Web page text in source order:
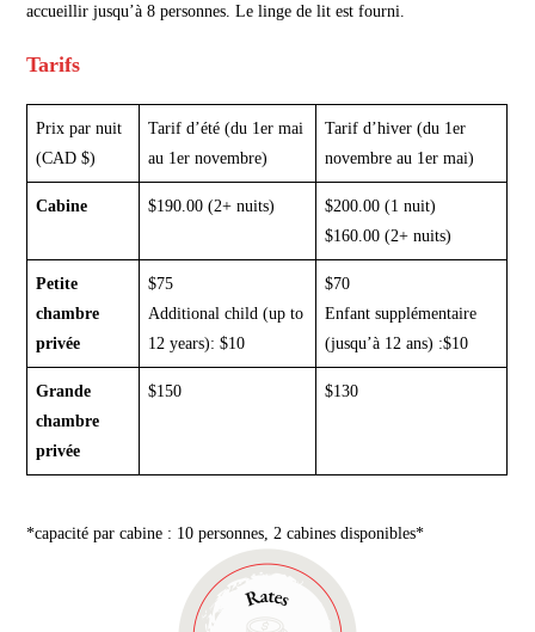
accueillir jusqu’à 8 personnes. Le linge de lit est fourni.
Tarifs
Prix par nuit
(CAD $)
Tarif d’été (du 1er mai
au 1er novembre)
Tarif d’hiver (du 1er
novembre au 1er mai)
Cabine $190.00 (2+ nuits)
$200.00 (1 nuit)
$160.00 (2+ nuits)
Petite
chambre
privée
$75
Additional child (up to
12 years): $10
$70
Enfant supplémentaire
(jusqu’à 12 ans) :$10
Grande
chambre
privée
$150 $130
*capacité par cabine : 10 personnes, 2 cabines disponibles*